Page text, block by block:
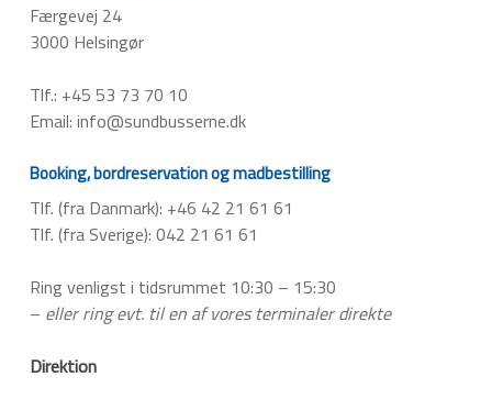
Færgevej 24
3000 Helsingør
Tlf.: +45 53 73 70 10
Email: info@sundbusserne.dk
Booking, bordreservation og madbestilling
Tlf. (fra Danmark): +46 42 21 61 61
Tlf. (fra Sverige): 042 21 61 61
Ring venligst i tidsrummet 10:30 – 15:30
– eller ring evt. til en af vores terminaler direkte
Direktion